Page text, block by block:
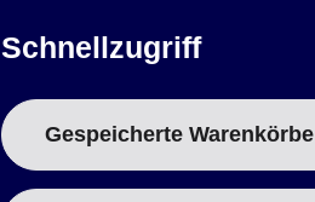
Schnellzugriff
Gespeicherte Warenkörbe